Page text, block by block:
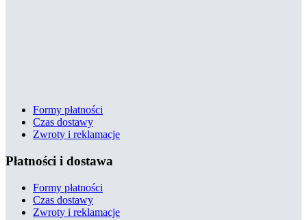
Formy płatności
Czas dostawy
Zwroty i reklamacje
Płatności i dostawa
Formy płatności
Czas dostawy
Zwroty i reklamacje